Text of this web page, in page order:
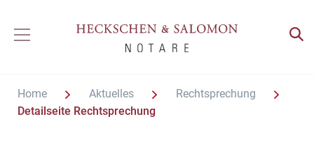
Home Aktuelles
Rechtsprechung
Detailseite Rechtsprechung